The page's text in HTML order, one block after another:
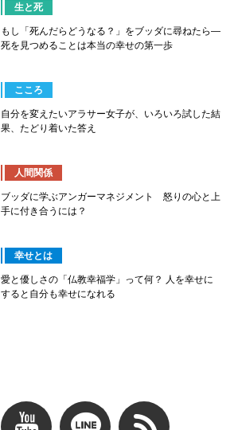
生と死
もし「死んだらどうなる？」をブッダに尋ねたら―
死を見つめることは本当の幸せの第一歩
こころ
自分を変えたいアラサー女子が、いろいろ試した結
果、たどり着いた答え
人間関係
ブッダに学ぶアンガーマネジメント 怒りの心と上
手に付き合うには？
幸せとは
愛と優しさの「仏教幸福学」って何？ 人を幸せに
すると自分も幸せになれる